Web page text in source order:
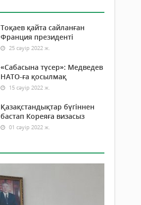
Тоқаев қайта сайланған
Франция президенті
25 сәуір 2022 ж.
«Сабасына түсер»: Медведев
НАТО-ға қосылмақ
15 сәуір 2022 ж.
Қазақстандықтар бүгіннен
бастап Кореяға визасыз
01 сәуір 2022 ж.